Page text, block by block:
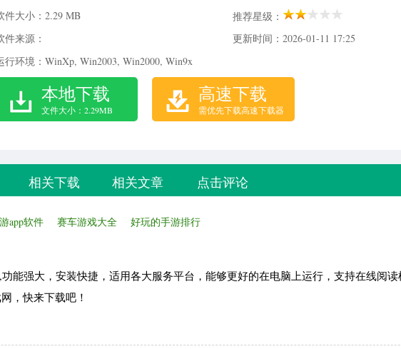
件大小： 2.29 MB
推荐星级：
件来源：
更新时间：2026-01-11 17:25
行环境：WinXp, Win2003, Win2000, Win9x
本地下载
文件大小：2.29MB
高速下载
需优先下载高速下载器
相关下载 相关文章 点击评论
app软件 赛车游戏大全 好玩的手游排行
能强大，安装快捷，适用各大服务平台，能够更好的在电脑上运行，支持在线阅
，快来下载吧！